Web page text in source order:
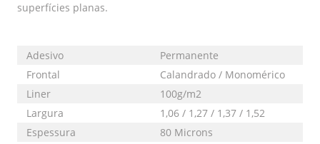
superfícies planas.
Adesivo
Permanente
Frontal
Calandrado / Monomérico
Liner
100g/m2
Largura
1,06 / 1,27 / 1,37 / 1,52
Espessura
80 Microns